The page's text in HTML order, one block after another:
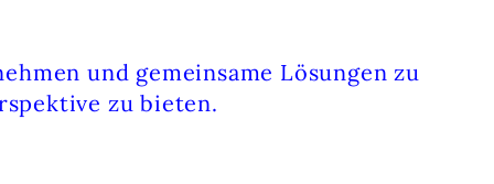
und gemeinsame Lösungen zu
zu bieten.